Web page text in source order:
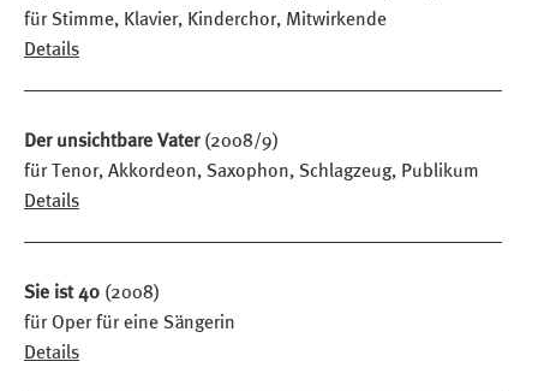
für Stimme, Klavier, Kinderchor, Mitwirkende
Details
Der unsichtbare Vater(2008/9)
für Tenor, Akkordeon, Saxophon, Schlagzeug, Publikum
Details
Sie ist 40 (2008)
für Oper für eine Sängerin
Details